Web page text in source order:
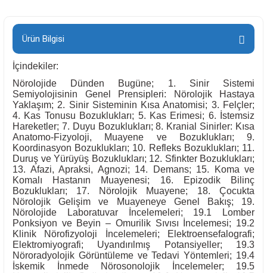
Ürün Bilgisi
İçindekiler:
Nörolojide Dünden Bugüne; 1. Sinir Sistemi
Semiyolojisinin Genel Prensipleri: Nörolojik Hastaya
Yaklaşım; 2. Sinir Sisteminin Kısa Anatomisi; 3. Felçler;
4. Kas Tonusu Bozuklukları; 5. Kas Erimesi; 6. İstemsiz
Hareketler; 7. Duyu Bozuklukları; 8. Kranial Sinirler: Kısa
Anatomo-Fizyoloji, Muayene ve Bozuklukları; 9.
Koordinasyon Bozuklukları; 10. Refleks Bozuklukları; 11.
Duruş ve Yürüyüş Bozuklukları; 12. Sfinkter Bozuklukları;
13. Afazi, Apraksi, Agnozi; 14. Demans; 15. Koma ve
Komalı Hastanın Muayenesi; 16. Epizodik Bilinç
Bozuklukları; 17. Nörolojik Muayene; 18. Çocukta
Nörolojik Gelişim ve Muayeneye Genel Bakış; 19.
Nörolojide Laboratuvar İncelemeleri; 19.1 Lomber
Ponksiyon ve Beyin – Omurilik Sıvısı İncelemesi; 19.2
Klinik Nörofizyoloji İncelemeleri; Elektroensefalografi;
Elektromiyografi; Uyandırılmış Potansiyeller; 19.3
Nöroradyolojik Görüntüleme ve Tedavi Yöntemleri; 19.4
İskemik İnmede Nörosonolojik İncelemeler; 19.5